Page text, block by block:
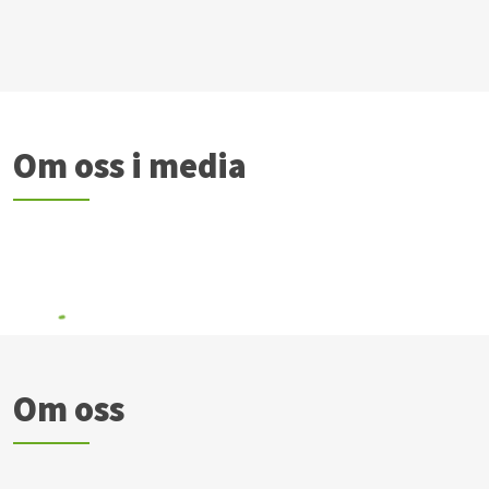
Om oss i media
Om oss